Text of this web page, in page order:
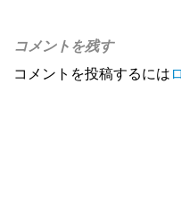
コメントを残す
コメントを投稿するには